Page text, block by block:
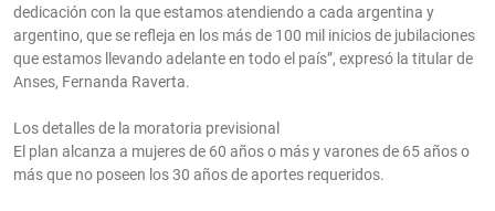
dedicación con la que estamos atendiendo a cada argentina y
argentino, que se refleja en los más de 100 mil inicios de jubilaciones
que estamos llevando adelante en todo el país”, expresó la titular de
Anses, Fernanda Raverta.
Los detalles de la moratoria previsional
El plan alcanza a mujeres de 60 años o más y varones de 65 años o
más que no poseen los 30 años de aportes requeridos.